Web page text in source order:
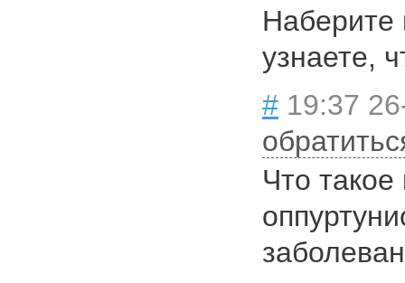
Наберите
узнаете,
# 19:37
Что